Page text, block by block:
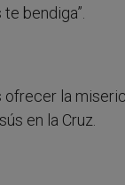
bendiga”.
la
en la Cruz.